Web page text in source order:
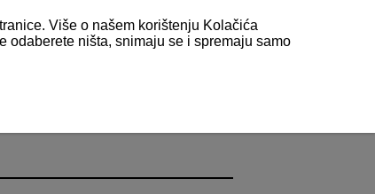
Više o našem korištenju Kolačića
odaberete ništa, snimaju se i spremaju samo